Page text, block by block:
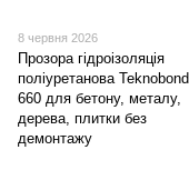
8 червня 2026
Прозора гідроізоляція
поліуретанова Teknobond
660 для бетону, металу,
дерева, плитки без
демонтажу